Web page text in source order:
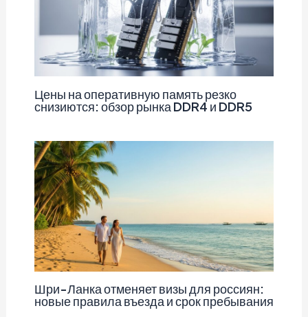
Цены на оперативную память резко
снизиются: обзор рынка DDR4 и DDR5
Шри-Ланка отменяет визы для россиян:
новые правила въезда и срок пребывания